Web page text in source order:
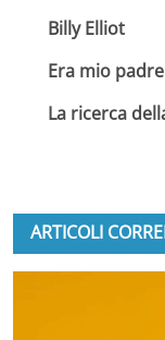
Billy Elliot
Era mio padre
La ricerca
ARTICOLI